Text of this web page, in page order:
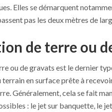
Elles se démarquent
pas les deux mètres de
de terre ou
ou de gravats est le dernier
en surface prête à
Généralement, cela se fait
: le jet sur banquette, le